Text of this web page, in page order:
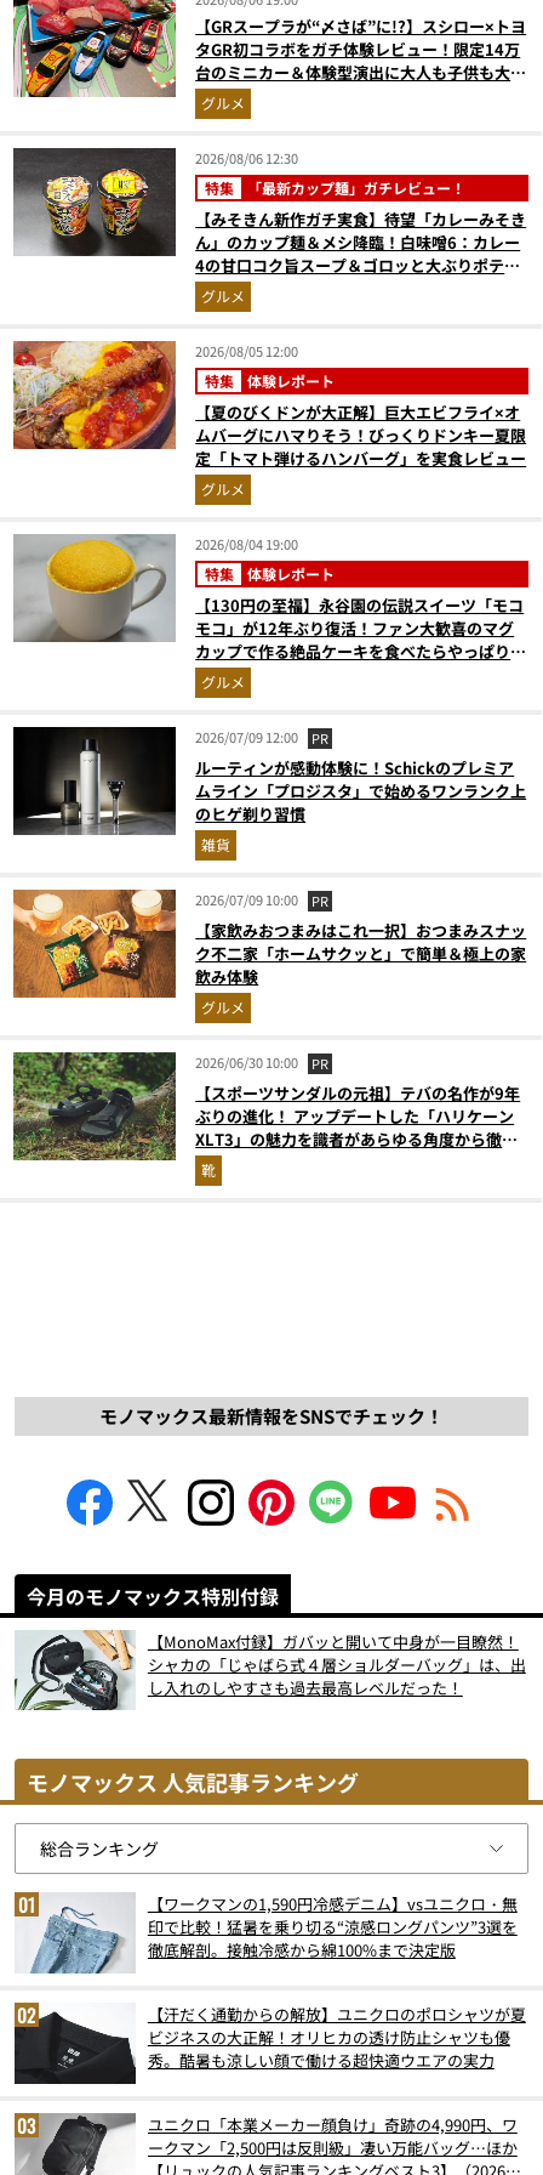
【GRスープラが“〆さば”に!?】スシロー×トヨ
タGR初コラボをガチ体験レビュー！限定14万
台のミニカー＆体験型演出に大人も子供も大興
奮間違いなし
グルメ
2026/08/06 12:30
特集 「最新カップ麺」ガチレビュー！
【みそきん新作ガチ実食】待望「カレーみそき
ん」のカップ麺＆メシ降臨！白味噌6：カレー
4の甘口コク旨スープ＆ゴロッと大ぶりポテト
に歓喜
グルメ
2026/08/05 12:00
特集 体験レポート
【夏のびくドンが大正解】巨大エビフライ×オ
ムバーグにハマりそう！びっくりドンキー夏限
定「トマト弾けるハンバーグ」を実食レビュー
グルメ
2026/08/04 19:00
特集 体験レポート
【130円の至福】永谷園の伝説スイーツ「モコ
モコ」が12年ぶり復活！ファン大歓喜のマグ
カップで作る絶品ケーキを食べたらやっぱり最
高にウマかった
グルメ
2026/07/09 12:00 PR
ルーティンが感動体験に！Schickのプレミア
ムライン「プロジスタ」で始めるワンランク上
のヒゲ剃り習慣
雑貨
2026/07/09 10:00 PR
【家飲みおつまみはこれ一択】おつまみスナッ
ク不二家「ホームサクッと」で簡単＆極上の家
飲み体験
グルメ
2026/06/30 10:00 PR
【スポーツサンダルの元祖】テバの名作が9年
ぶりの進化！ アップデートした「ハリケーン
XLT3」の魅力を識者があらゆる角度から徹底
解説！
靴
モノマックス最新情報をSNSでチェック！
今月のモノマックス特別付録
【MonoMax付録】ガバッと開いて中身が一目瞭然！
シャカの「じゃばら式４層ショルダーバッグ」は、出
し入れのしやすさも過去最高レベルだった！
モノマックス 人気記事ランキング
【ワークマンの1,590円冷感デニム】vsユニクロ・無
印で比較！猛暑を乗り切る“涼感ロングパンツ”3選を
徹底解剖。接触冷感から綿100%まで決定版
【汗だく通勤からの解放】ユニクロのポロシャツが夏
ビジネスの大正解！オリヒカの透け防止シャツも優
秀。酷暑も涼しい顔で働ける超快適ウエアの実力
ユニクロ「本業メーカー顔負け」奇跡の4,990円、ワ
ークマン「2,500円は反則級」凄い万能バッグ…ほか
【リュックの人気記事ランキングベスト3】（2026年